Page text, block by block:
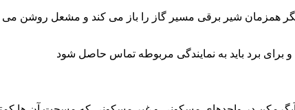
شیر برقی مسیر گاز را باز می کند و مشعل روشن می
برد باید به نمایندگی مربوطه تماس حاصل شود